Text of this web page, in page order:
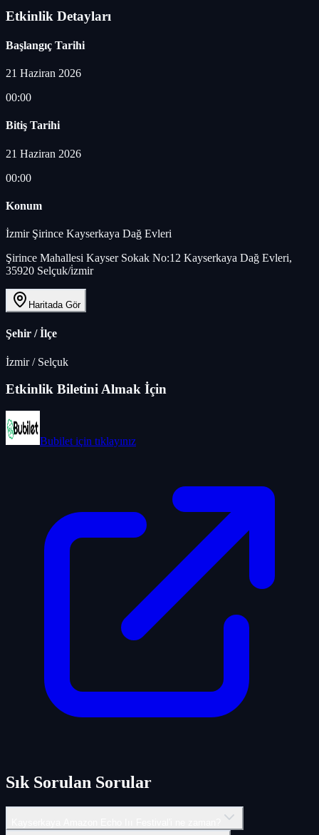
Etkinlik Detayları
Başlangıç Tarihi
21 Haziran 2026
00:00
Bitiş Tarihi
21 Haziran 2026
00:00
Konum
İzmir Şirince Kayserkaya Dağ Evleri
Şirince Mahallesi Kayser Sokak No:12 Kayserkaya Dağ Evleri,
35920 Selçuk/i̇zmir
Haritada Gör
Şehir / İlçe
İzmir/ Selçuk
Etkinlik Biletini Almak İçin
Bubilet için tıklayınız
Sık Sorulan Sorular